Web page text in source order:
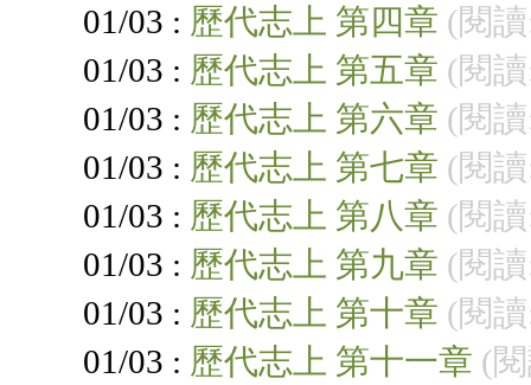
01/03 : 歷代志上 第四章 (閱
01/03 : 歷代志上 第五章 (閱
01/03 : 歷代志上 第六章 (閱
01/03 : 歷代志上 第七章 (閱
01/03 : 歷代志上 第八章 (閱
01/03 : 歷代志上 第九章 (閱
01/03 : 歷代志上 第十章 (閱
01/03 : 歷代志上 第十一章 (